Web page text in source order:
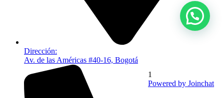
Dirección:
Av. de las Américas #40-16, Bogotá
1
Powered by Joinchat